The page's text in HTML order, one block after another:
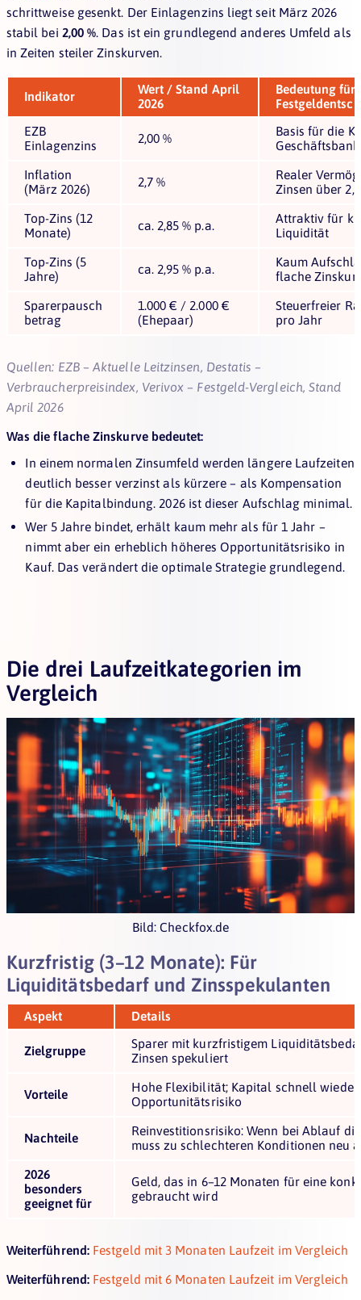
schrittweise gesenkt. Der Einlagenzins liegt seit März 2026
stabil bei 2,00 %. Das ist ein grundlegend anderes Umfeld als
in Zeiten steiler Zinskurven.
Indikator
Wert / Stand April
2026
Bedeutung für
EZB
Einlagenzins
2,00 %
Basis für die
Inflation
(März 2026)
2,7 %
Realer
Zinsen über
Top-Zins (12
Monate)
ca. 2,85 % p.a.
Attraktiv für
Liquidität
Top-Zins (5
Jahre)
ca. 2,95 % p.a.
Kaum
flache
Sparerpausch
betrag
1.000 € / 2.000 €
(Ehepaar)
Steuerfreier
pro Jahr
Quellen: EZB – Aktuelle Leitzinsen, Destatis –
Verbraucherpreisindex, Verivox – Festgeld-Vergleich, Stand
April 2026
Was die flache Zinskurve bedeutet:
In einem normalen Zinsumfeld werden längere Laufzeiten
deutlich besser verzinst als kürzere – als Kompensation
für die Kapitalbindung. 2026 ist dieser Aufschlag minimal.
Wer 5 Jahre bindet, erhält kaum mehr als für 1 Jahr –
nimmt aber ein erheblich höheres Opportunitätsrisiko in
Kauf. Das verändert die optimale Strategie grundlegend.
Die drei Laufzeitkategorien im
Vergleich
Bild: Checkfox.de
Kurzfristig (3–12 Monate): Für
Liquiditätsbedarf und Zinsspekulanten
Aspekt Details
Zielgruppe
Sparer mit kurzfristigem
Zinsen spekuliert
Vorteile
Hohe Flexibilität; Kapital schnell
Opportunitätsrisiko
Nachteile
Reinvestitionsrisiko: Wenn bei Ablauf
muss zu schlechteren Konditionen neu
2026
besonders
geeignet für
Geld, das in 6–12 Monaten für eine
gebraucht wird
Weiterführend: Festgeld mit 3 Monaten Laufzeit im Vergleich
Weiterführend: Festgeld mit 6 Monaten Laufzeit im Vergleich